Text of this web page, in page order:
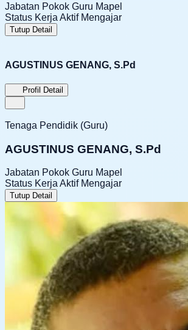
Jabatan Pokok Guru Mapel
Status Kerja Aktif Mengajar
Tutup Detail
AGUSTINUS GENANG, S.Pd
Profil Detail
Tenaga Pendidik (Guru)
AGUSTINUS GENANG, S.Pd
Jabatan Pokok Guru Mapel
Status KerjaAktif Mengajar
Tutup Detail